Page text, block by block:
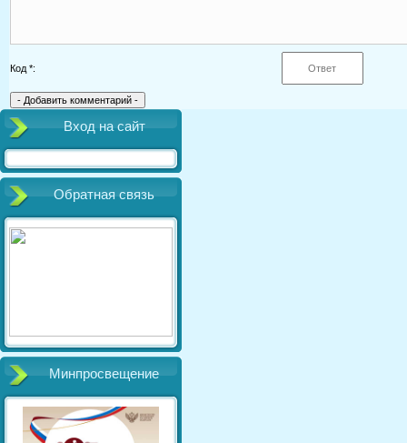
Код *:
Вход на сайт
Обратная связь
Минпросвещение